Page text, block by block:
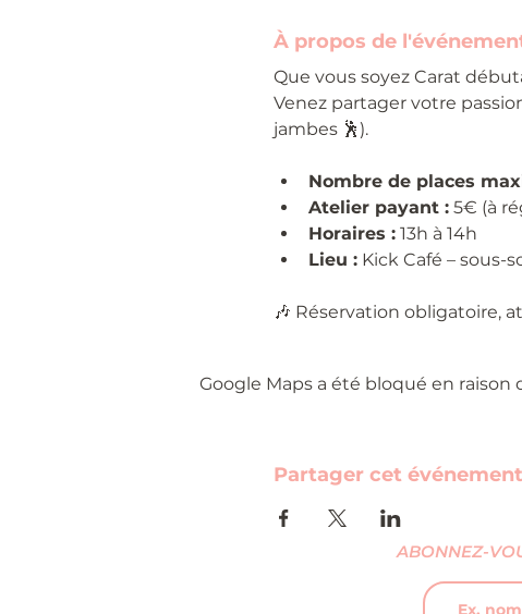
À propos de
Que vous soyez Carat
Venez partager votre
jambes 🕺).
Nombre de places
Atelier payant : 5€ (à
Horaires : 13h à 14h
Lieu : Kick Café – sous-
🎶 Réservation obligatoire,
Google Maps a été bloqué en
Partager cet événement
ABONNEZ-